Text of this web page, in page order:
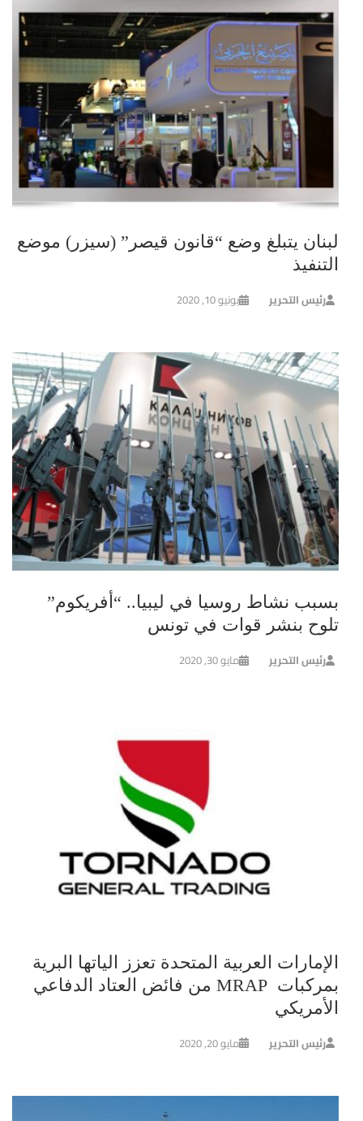
لبنان يتبلغ وضع “قانون قيصر” (سيزر) موضع
التنفيذ
رئيس التحرير يونيو 10, 2020
بسبب نشاط روسيا في ليبيا.. “أفريكوم”
تلوح بنشر قوات في تونس
رئيس التحرير مايو 30, 2020
الإمارات العربية المتحدة تعزز الياتها البرية
بمركبات MRAP من فائض العتاد الدفاعي
الأمريكي
رئيس التحرير مايو 20, 2020